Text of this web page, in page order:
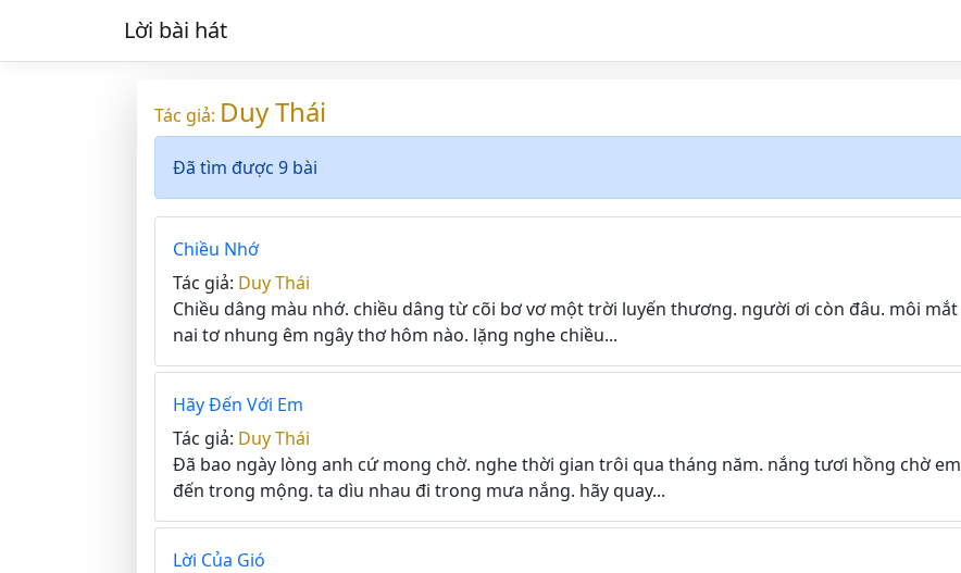
Lời bài hát
Tác giả: Duy Thái
Đã tìm được 9 bài
Chiều Nhớ
Tác giả: Duy Thái
Chiều dâng màu nhớ. chiều dâng từ cõi bơ vơ một trời luyến thương. người ơi còn đâu. môi mắt
nai tơ nhung êm ngây thơ hôm nào. lặng nghe chiều...
Hãy Đến Với Em
Tác giả: Duy Thái
Đã bao ngày lòng anh cứ mong chờ. nghe thời gian trôi qua tháng năm. nắng tươi hồng chờ em
đến trong mộng. ta dìu nhau đi trong mưa nắng. hãy quay...
Lời Của Gió